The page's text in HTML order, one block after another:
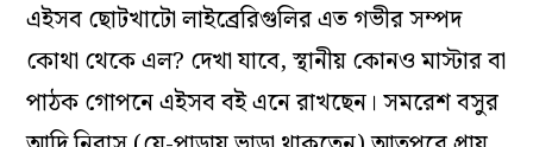
এইসব ছোটখাটো লাইব্রেরিগুলির এত গভীর সম্পদ
কোথা থেকে এল? দেখা যাবে, স্থানীয় কোনও মাস্টার বা
পাঠক গোপনে এইসব বই এনে রাখছেন। সমরেশ বসুর